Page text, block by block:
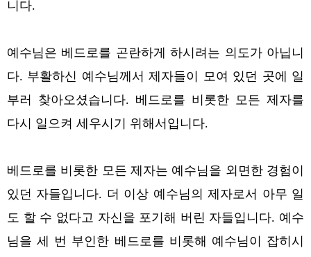
니다.
예수님은 베드로를 곤란하게 하시려는 의도가 아닙니
다. 부활하신 예수님께서 제자들이 모여 있던 곳에 일
부러 찾아오셨습니다. 베드로를 비롯한 모든 제자를
다시 일으켜 세우시기 위해서입니다.
베드로를 비롯한 모든 제자는 예수님을 외면한 경험이
있던 자들입니다. 더 이상 예수님의 제자로서 아무 일
도 할 수 없다고 자신을 포기해 버린 자들입니다. 예수
님을 세 번 부인한 베드로를 비롯해 예수님이 잡히시